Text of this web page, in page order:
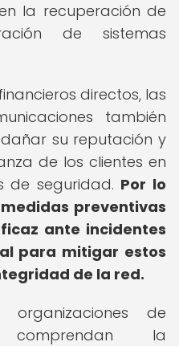
la recuperación de
de sistemas
directos, las
también
su reputación y
de los clientes en
de seguridad. Por lo
preventivas
ante incidentes
para mitigar estos
de la red.
de
comprendan la